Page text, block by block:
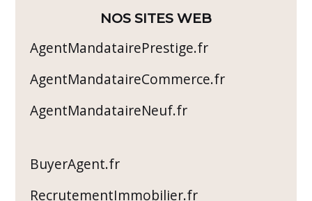
NOS SITES WEB
AgentMandatairePrestige.fr
AgentMandataireCommerce.fr
AgentMandataireNeuf.fr
BuyerAgent.fr
RecrutementImmobilier.fr